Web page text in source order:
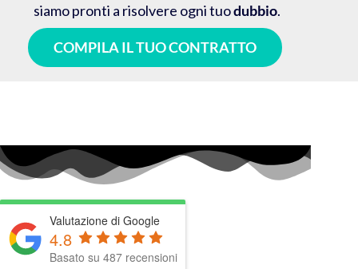
siamo pronti a risolvere ogni tuodubbio.
COMPILA IL TUO CONTRATTO
Valutazione di Google
4.8
Basato su 487 recensioni